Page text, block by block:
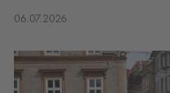
06.07.2026